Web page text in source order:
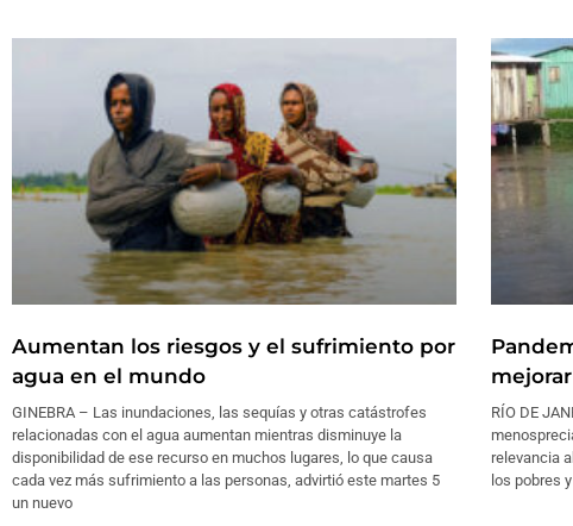
Aumentan los riesgos y el sufrimiento por
agua en el mundo
GINEBRA – Las inundaciones, las sequías y otras catástrofes
relacionadas con el agua aumentan mientras disminuye la
disponibilidad de ese recurso en muchos lugares, lo que causa
cada vez más sufrimiento a las personas, advirtió este martes 5
un nuevo
RÍO DE
relevancia
los pobres